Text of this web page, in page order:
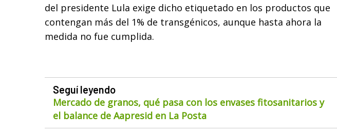
del presidente Lula exige dicho etiquetado en los productos que
contengan más del 1% de transgénicos, aunque hasta ahora la
medida no fue cumplida.
Seguí leyendo
Mercado de granos, qué pasa con los envases fitosanitarios y
el balance de Aapresid en La Posta